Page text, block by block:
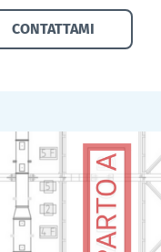
CONTATTAMI